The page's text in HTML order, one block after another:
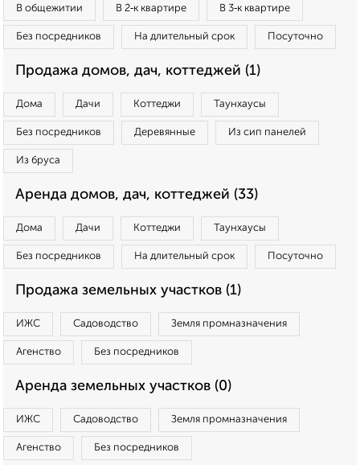
В общежитии В 2‑к квартире В 3‑к квартире
Без посредников На длительный срок Посуточно
Продажа домов, дач, коттеджей (1)
Дома Дачи Коттеджи Таунхаусы
Без посредников Деревянные Из сип панелей
Из бруса
Аренда домов, дач, коттеджей (33)
Дома Дачи Коттеджи Таунхаусы
Без посредников На длительный срок Посуточно
Продажа земельных участков (1)
ИЖС Садоводство Земля промназначения
Агенство Без посредников
Аренда земельных участков (0)
ИЖС Садоводство Земля промназначения
Агенство Без посредников